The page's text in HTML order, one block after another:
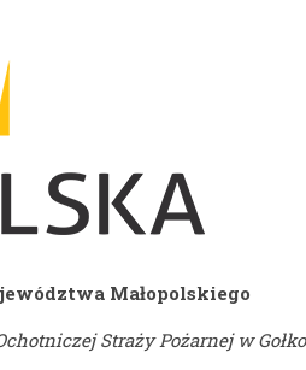
Małopolskiego
Straży Pożarnej w